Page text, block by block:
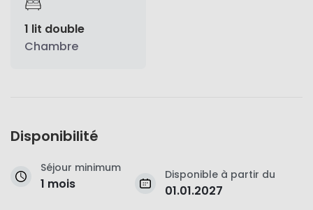
1 lit double
Chambre
Disponibilité
Séjour minimum
1 mois
Disponible à partir du
01.01.2027